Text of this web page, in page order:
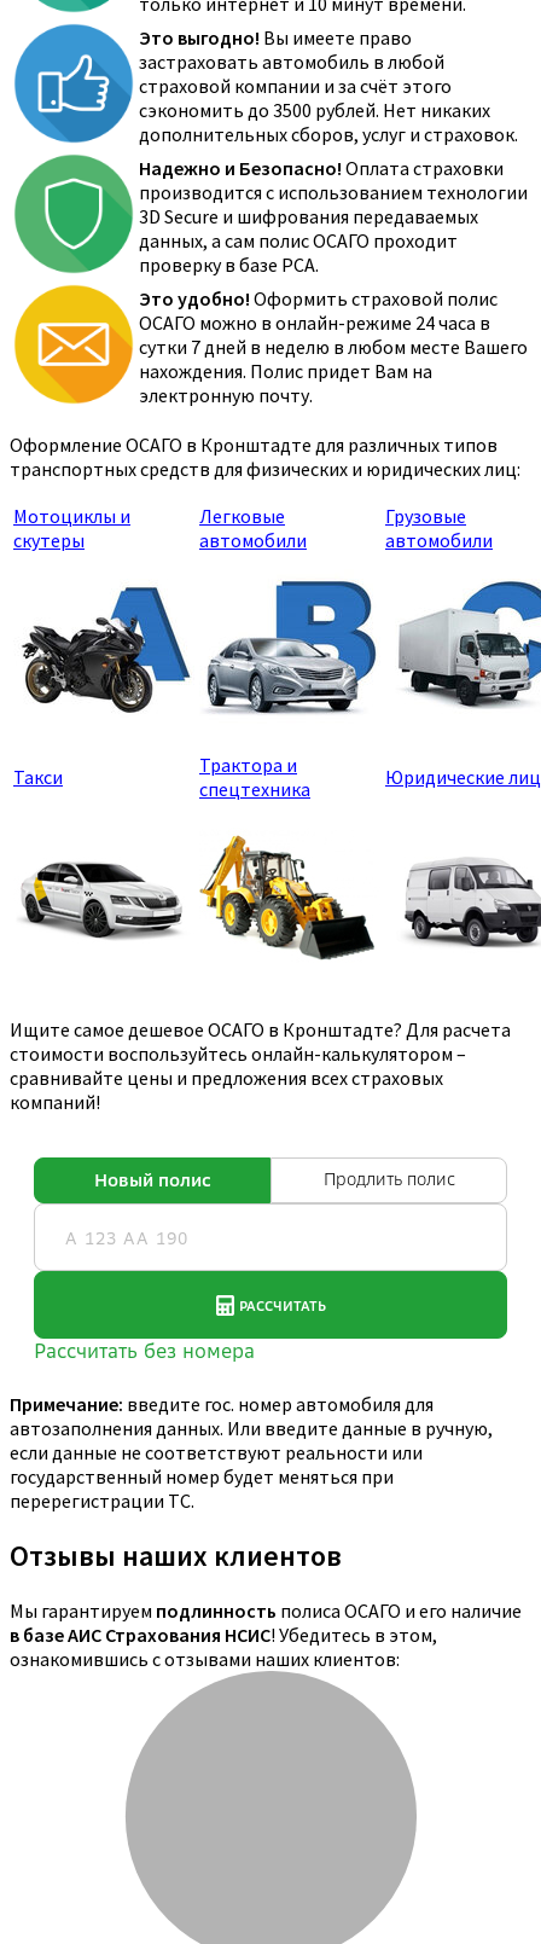
Это выгодно! Вы имеете право
застраховать автомобиль в любой
страховой компании и за счёт этого
сэкономить до 3500 рублей. Нет никаких
дополнительных сборов, услуг и страховок.
Надежно и Безопасно! Оплата страховки
производится с использованием технологии
3D Secure и шифрования передаваемых
данных, а сам полис ОСАГО проходит
проверку в базе РСА.
Это удобно! Оформить страховой полис
ОСАГО можно в онлайн-режиме 24 часа в
сутки 7 дней в неделю в любом месте Вашего
нахождения. Полис придет Вам на
электронную почту.
Оформление ОСАГО в Кронштадте для различных типов
транспортных средств для физических и юридических лиц:
Мотоциклы и
скутеры
Легковые
автомобили
Грузовые
автомобили
Такси
Трактора и
спецтехника
Юридические
Ищите самое дешевое ОСАГО в Кронштадте? Для расчета
стоимости воспользуйтесь онлайн-калькулятором –
сравнивайте цены и предложения всех страховых
компаний!
Примечание: введите гос. номер автомобиля для
автозаполнения данных. Или введите данные в ручную,
если данные не соответствуют реальности или
государственный номер будет меняться при
перерегистрации ТС.
Отзывы наших клиентов
Мы гарантируем подлинность полиса ОСАГО и его наличие
в базе АИС Страхования НСИС! Убедитесь в этом,
ознакомившись с отзывами наших клиентов: